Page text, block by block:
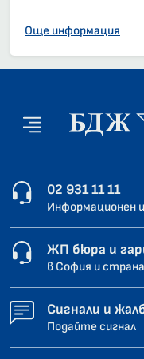
Още информация
02 931 11 11
Информационен
ЖП бюра и
в София и
Сигнали и
Подайте сигнал